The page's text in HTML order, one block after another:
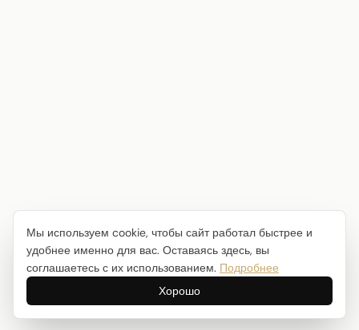
Мы используем cookie, чтобы сайт работал быстрее и
удобнее именно для вас. Оставаясь здесь, вы
соглашаетесь с их использованием. Подробнее
Хорошо